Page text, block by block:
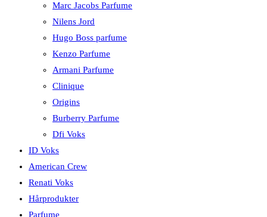
Marc Jacobs Parfume
Nilens Jord
Hugo Boss parfume
Kenzo Parfume
Armani Parfume
Clinique
Origins
Burberry Parfume
Dfi Voks
ID Voks
American Crew
Renati Voks
Hårprodukter
Parfume